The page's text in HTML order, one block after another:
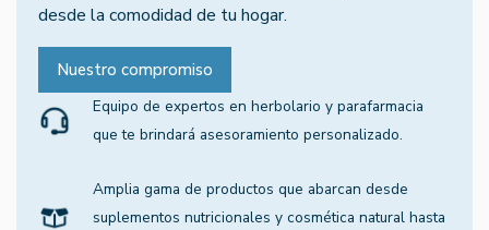
desde la comodidad de tu hogar.
Nuestro compromiso
Equipo de expertos en herbolario y parafarmacia
que te brindará asesoramiento personalizado.
Amplia gama de productos que abarcan desde
suplementos nutricionales y cosmética natural hasta